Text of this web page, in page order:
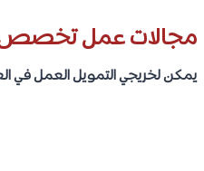
مجالات عمل تخصص
يمكن لخريجي التمويل العمل في